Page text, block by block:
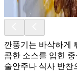
깐풍기는 바삭하게
콤한 소스를 입힌
술안주나 식사 반찬